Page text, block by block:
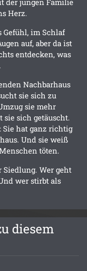
Herz.
Gefühl, im Schlaf
auf, aber da ist
entdecken, was
Nachbarhaus
sie sich zu
sie mehr
sie sich getäuscht.
Sie hat ganz richtig
Und sie weiß
töten.
Wer geht
wer stirbt als
diesem